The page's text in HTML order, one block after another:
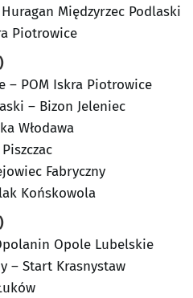
Międzyrzec Podlaski
Piotrowice
– POM Iskra Piotrowice
– Bizon Jeleniec
Włodawa
Fabryczny
Końskowola
Opole Lubelskie
– Start Krasnystaw